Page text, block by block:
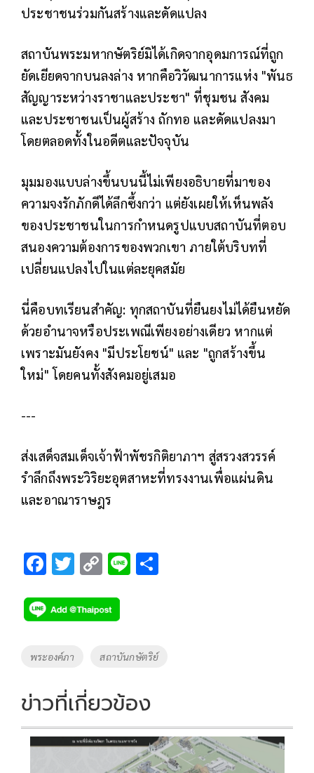
ประชาชนร่วมกันสร้างและดัดแปลง
สถาบันพระมหากษัตริย์มิได้เกิดจากอุดมการณ์ที่ถูก
ยัดเยียดจากบนลงล่าง หากคือวิวัฒนาการแห่ง "พันธ
สัญญาระหว่างราชาและประชา" ที่ชุมชน สังคม
และประชาชนเป็นผู้สร้าง ถักทอ และดัดแปลงมา
โดยตลอดทั้งในอดีตและปัจจุบัน
มุมมองแบบล่างขึ้นบนนี้ไม่เพียงอธิบายที่มาของ
ความจงรักภักดีได้ลึกซึ้งกว่า แต่ยังเผยให้เห็นพลัง
ของประชาชนในการกำหนดรูปแบบสถาบันที่ตอบ
สนองความต้องการของพวกเขา ภายใต้บริบทที่
เปลี่ยนแปลงไปในแต่ละยุคสมัย
นี่คือบทเรียนสำคัญ: ทุกสถาบันที่ยืนยงไม่ได้ยืนหยัด
ด้วยอำนาจหรือประเพณีเพียงอย่างเดียว หากแต่
เพราะมันยังคง "มีประโยชน์" และ "ถูกสร้างขึ้น
ใหม่" โดยคนทั้งสังคมอยู่เสมอ
---
ส่งเสด็จสมเด็จเจ้าฟ้าพัชรกิติยาภาฯ สู่สรวงสวรรค์
รำลึกถึงพระวิริยะอุตสาหะที่ทรงงานเพื่อแผ่นดิน
และอาณาราษฎร
F
e
b
o
k
T
tt
er
C
p
y
Li
k
Li
Tags
พระองค์ภา สถาบันกษัตริย์
ข่าวที่เกี่ยวข้อง